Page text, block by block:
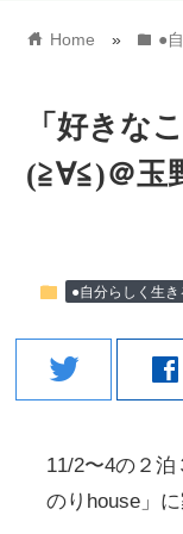
home Home » folder ●
「好きな
(≧∀≦)＠玉
folder ●自分らしく生
twitter facebook
11/2〜4の２
のりhouse」